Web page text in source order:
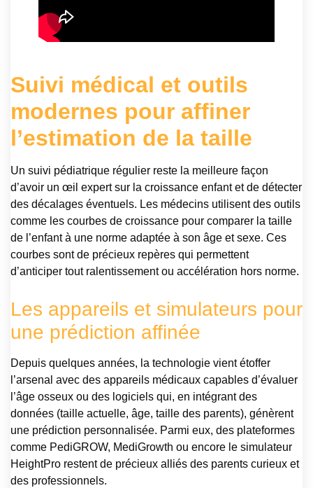
Suivi médical et outils
modernes pour affiner
l’estimation de la taille
Un suivi pédiatrique régulier reste la meilleure façon
d’avoir un œil expert sur la croissance enfant et de détecter
des décalages éventuels. Les médecins utilisent des outils
comme les courbes de croissance pour comparer la taille
de l’enfant à une norme adaptée à son âge et sexe. Ces
courbes sont de précieux repères qui permettent
d’anticiper tout ralentissement ou accélération hors norme.
Les appareils et simulateurs pour
une prédiction affinée
Depuis quelques années, la technologie vient étoffer
l’arsenal avec des appareils médicaux capables d’évaluer
l’âge osseux ou des logiciels qui, en intégrant des
données (taille actuelle, âge, taille des parents), génèrent
une prédiction personnalisée. Parmi eux, des plateformes
comme PediGROW, MediGrowth ou encore le simulateur
HeightPro restent de précieux alliés des parents curieux et
des professionnels.